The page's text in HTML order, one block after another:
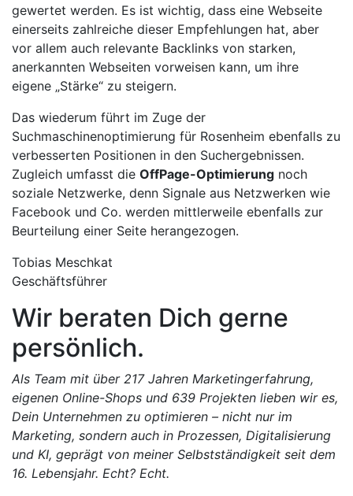
gewertet werden. Es ist wichtig, dass eine Webseite
einerseits zahlreiche dieser Empfehlungen hat, aber
vor allem auch relevante Backlinks von starken,
anerkannten Webseiten vorweisen kann, um ihre
eigene „Stärke“ zu steigern.
Das wiederum führt im Zuge der
Suchmaschinenoptimierung für Rosenheim ebenfalls zu
verbesserten Positionen in den Suchergebnissen.
Zugleich umfasst die OffPage-Optimierung noch
soziale Netzwerke, denn Signale aus Netzwerken wie
Facebook und Co. werden mittlerweile ebenfalls zur
Beurteilung einer Seite herangezogen.
Tobias Meschkat
Geschäftsführer
Wir beraten Dich gerne
persönlich.
Als Team mit über 217 Jahren Marketingerfahrung,
eigenen Online-Shops und 639 Projekten lieben wir es,
Dein Unternehmen zu optimieren – nicht nur im
Marketing, sondern auch in Prozessen, Digitalisierung
und KI, geprägt von meiner Selbstständigkeit seit dem
16. Lebensjahr. Echt? Echt.